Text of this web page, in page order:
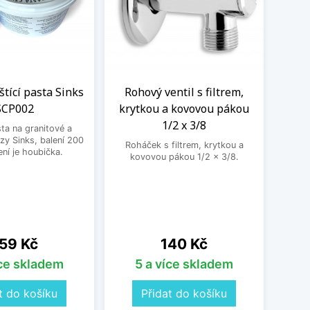
pasta Sinks
na granitové a
Sinks, balení 200
je houbička.
Kč
skladem
do košíku
Rohový ventil s filtrem,
krytkou a kovovou pákou
1/2 x 3/8
Roháček s filtrem, krytkou a
kovovou pákou 1/2 x 3/8.
Cena
140 Kč
5 a více skladem
Přidat do košíku